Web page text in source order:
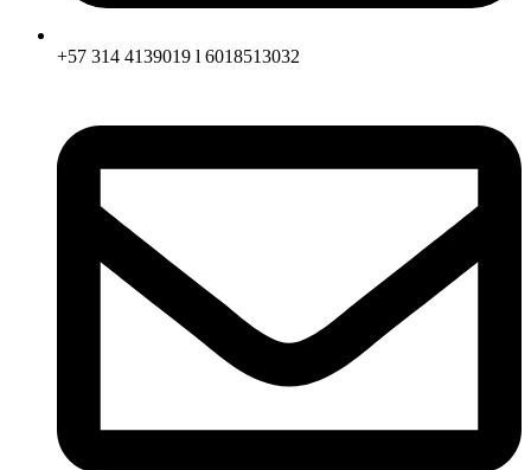
+57 314 4139019 l 6018513032